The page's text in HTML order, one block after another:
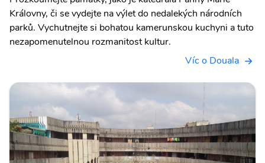
Královny, či se vydejte na výlet do nedalekých národních
parků. Vychutnejte si bohatou kamerunskou kuchyni a tuto
nezapomenutelnou rozmanitost kultur.
Víc o Douala